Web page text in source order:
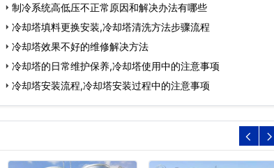
制冷系统高低压不正常原因和解决办法有哪些
冷却塔填料更换安装,冷却塔清洗方法步骤流程
冷却塔效果不好的维修解决方法
冷却塔的日常维护保养,冷却塔使用中的注意事项
冷却塔安装流程,冷却塔安装过程中的注意事项